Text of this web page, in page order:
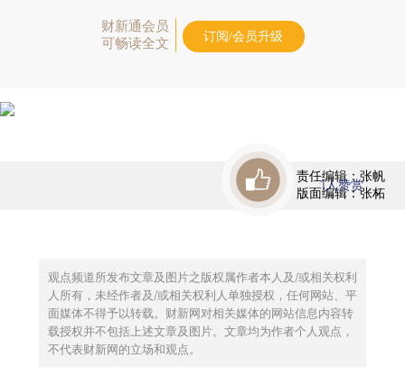
财新通会员
可畅读全文
订阅/会员升级
责任编辑：张帆
版面编辑：张柘
1人赞赏
观点频道所发布文章及图片之版权属作者本人及/或相关权利
人所有，未经作者及/或相关权利人单独授权，任何网站、平
面媒体不得予以转载。财新网对相关媒体的网站信息内容转
载授权并不包括上述文章及图片。文章均为作者个人观点，
不代表财新网的立场和观点。